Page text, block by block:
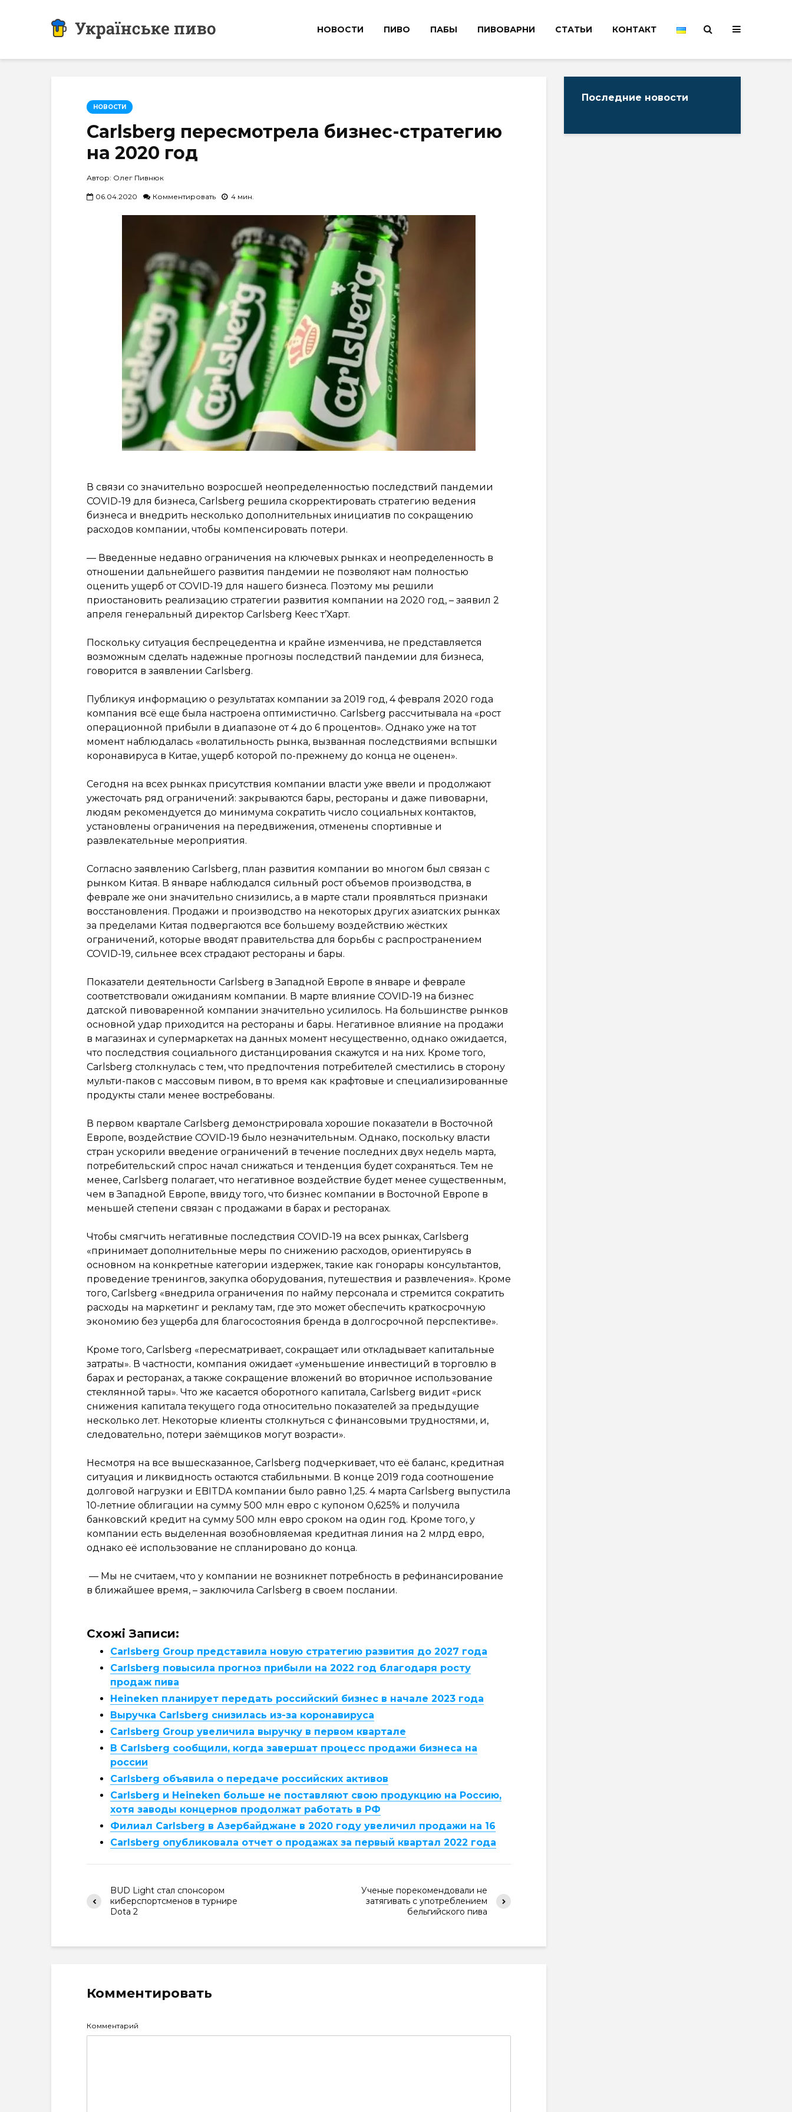
НОВОСТИ ПИВО ПАБЫ ПИВОВАРНИ СТАТЬИ КОНТАКТ
НОВОСТИ
Carlsberg пересмотрела бизнес-стратегию
на 2020 год
Автор: Олег Пивнюк
06.04.2020 Комментировать 4 мин.
В связи со значительно возросшей неопределенностью последствий пандемии
COVID-19 для бизнеса, Carlsberg решила скорректировать стратегию ведения
бизнеса и внедрить несколько дополнительных инициатив по сокращению
расходов компании, чтобы компенсировать потери.
— Введенные недавно ограничения на ключевых рынках и неопределенность в
отношении дальнейшего развития пандемии не позволяют нам полностью
оценить ущерб от COVID-19 для нашего бизнеса. Поэтому мы решили
приостановить реализацию стратегии развития компании на 2020 год, – заявил 2
апреля генеральный директор Carlsberg Кеес т’Харт.
Поскольку ситуация беспрецедентна и крайне изменчива, не представляется
возможным сделать надежные прогнозы последствий пандемии для бизнеса,
говорится в заявлении Carlsberg.
Публикуя информацию о результатах компании за 2019 год, 4 февраля 2020 года
компания всё еще была настроена оптимистично. Carlsberg рассчитывала на «рост
операционной прибыли в диапазоне от 4 до 6 процентов». Однако уже на тот
момент наблюдалась «волатильность рынка, вызванная последствиями вспышки
коронавируса в Китае, ущерб которой по-прежнему до конца не оценен».
Сегодня на всех рынках присутствия компании власти уже ввели и продолжают
ужесточать ряд ограничений: закрываются бары, рестораны и даже пивоварни,
людям рекомендуется до минимума сократить число социальных контактов,
установлены ограничения на передвижения, отменены спортивные и
развлекательные мероприятия.
Согласно заявлению Carlsberg, план развития компании во многом был связан с
рынком Китая. В январе наблюдался сильный рост объемов производства, в
феврале же они значительно снизились, а в марте стали проявляться признаки
восстановления. Продажи и производство на некоторых других азиатских рынках
за пределами Китая подвергаются все большему воздействию жёстких
ограничений, которые вводят правительства для борьбы с распространением
COVID-19, сильнее всех страдают рестораны и бары.
Показатели деятельности Carlsberg в Западной Европе в январе и феврале
соответствовали ожиданиям компании. В марте влияние COVID-19 на бизнес
датской пивоваренной компании значительно усилилось. На большинстве рынков
основной удар приходится на рестораны и бары. Негативное влияние на продажи
в магазинах и супермаркетах на данных момент несущественно, однако ожидается,
что последствия социального дистанцирования скажутся и на них. Кроме того,
Carlsberg столкнулась с тем, что предпочтения потребителей сместились в сторону
мульти-паков с массовым пивом, в то время как крафтовые и специализированные
продукты стали менее востребованы.
В первом квартале Carlsberg демонстрировала хорошие показатели в Восточной
Европе, воздействие COVID-19 было незначительным. Однако, поскольку власти
стран ускорили введение ограничений в течение последних двух недель марта,
потребительский спрос начал снижаться и тенденция будет сохраняться. Тем не
менее, Carlsberg полагает, что негативное воздействие будет менее существенным,
чем в Западной Европе, ввиду того, что бизнес компании в Восточной Европе в
меньшей степени связан с продажами в барах и ресторанах.
Чтобы смягчить негативные последствия COVID-19 на всех рынках, Carlsberg
«принимает дополнительные меры по снижению расходов, ориентируясь в
основном на конкретные категории издержек, такие как гонорары консультантов,
проведение тренингов, закупка оборудования, путешествия и развлечения». Кроме
того, Carlsberg «внедрила ограничения по найму персонала и стремится сократить
расходы на маркетинг и рекламу там, где это может обеспечить краткосрочную
экономию без ущерба для благосостояния бренда в долгосрочной перспективе».
Кроме того, Carlsberg «пересматривает, сокращает или откладывает капитальные
затраты». В частности, компания ожидает «уменьшение инвестиций в торговлю в
барах и ресторанах, а также сокращение вложений во вторичное использование
стеклянной тары». Что же касается оборотного капитала, Carlsberg видит «риск
снижения капитала текущего года относительно показателей за предыдущие
несколько лет. Некоторые клиенты столкнуться с финансовыми трудностями, и,
следовательно, потери заёмщиков могут возрасти».
Несмотря на все вышесказанное, Carlsberg подчеркивает, что её баланс, кредитная
ситуация и ликвидность остаются стабильными. В конце 2019 года соотношение
долговой нагрузки и EBITDA компании было равно 1,25. 4 марта Carlsberg выпустила
10-летние облигации на сумму 500 млн евро с купоном 0,625% и получила
банковский кредит на сумму 500 млн евро сроком на один год. Кроме того, у
компании есть выделенная возобновляемая кредитная линия на 2 млрд евро,
однако её использование не спланировано до конца.
— Мы не считаем, что у компании не возникнет потребность в рефинансирование
в ближайшее время, – заключила Carlsberg в своем послании.
Схожі Записи:
Carlsberg Group представила новую стратегию развития до 2027 года
Carlsberg повысила прогноз прибыли на 2022 год благодаря росту
продаж пива
Heineken планирует передать российский бизнес в начале 2023 года
Выручка Carlsberg снизилась из-за коронавируса
Carlsberg Group увеличила выручку в первом квартале
В Carlsberg сообщили, когда завершат процесс продажи бизнеса на
россии
Carlsberg объявила о передаче российских активов
Carlsberg и Heineken больше не поставляют свою продукцию на Россию,
хотя заводы концернов продолжат работать в РФ
Филиал Carlsberg в Азербайджане в 2020 году увеличил продажи на 16
Carlsberg опубликовала отчет о продажах за первый квартал 2022 года
BUD Light стал спонсором
киберспортсменов в турнире
Dota 2
Ученые порекомендовали не
затягивать с употреблением
бельгийского пива
Комментировать
Комментарий
Последние новости